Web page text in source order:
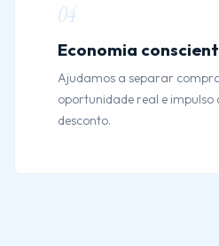
04
Economia
Ajudamos a separar
oportunidade real e
desconto.